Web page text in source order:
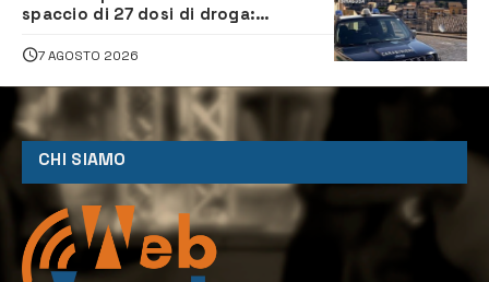
spaccio di 27 dosi di droga:
7 AGOSTO 2026
CHI SIAMO